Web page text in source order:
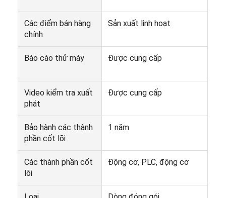
Liên hệ chúng tôi
Máy chiết rót và ghép mí lon
Máy chiết rót lon tự động
Máy ghép lon tự động
Máy đóng hộp tự động
Các điểm bán hàng
chính
Sản xuất linh hoạt
Báo cáo thử máy Được cung cấp
Video kiểm tra xuất
phát
Được cung cấp
Bảo hành các thành
phần cốt lõi
1 năm
Các thành phần cốt
lõi
Động cơ, PLC, động cơ